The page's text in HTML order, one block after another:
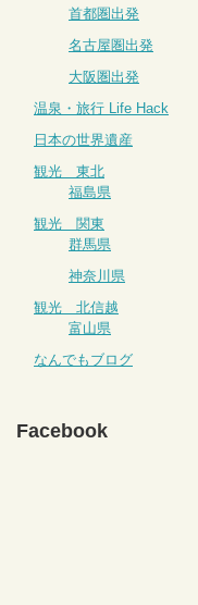
首都圏出発
名古屋圏出発
大阪圏出発
温泉・旅行 Life Hack
日本の世界遺産
観光 東北
福島県
観光 関東
群馬県
神奈川県
観光 北信越
富山県
なんでもブログ
Facebook